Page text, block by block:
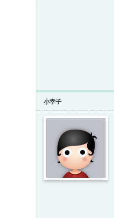
小幸子